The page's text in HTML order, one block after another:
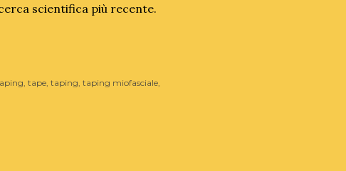
scientifica più recente.
tape taping taping miofasciale